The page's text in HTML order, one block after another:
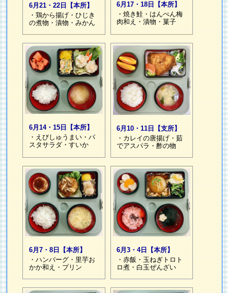
6月21・22日【本所】
・鶏から揚げ・ひじき
の煮物・漬物・みかん
6月17・18日【本所】
・焼き鮭・はんぺん梅
肉和え・漬物・菓子
6月14・15日【本所】
・えびしゅうまい・パ
スタサラダ・すいか
6月10・11日【支所】
・カレイの唐揚げ・茹
でアスパラ・酢の物
6月7・8日【本所】
・ハンバーグ・里芋お
かか和え・プリン
6月3・4日【本所】
・赤飯・玉ねぎトロト
ロ煮・白玉ぜんざい